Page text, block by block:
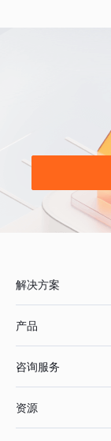
解决方案
鞋服行业
产品
咨询服务
资源